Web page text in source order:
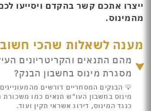
ייצרו אתכם קשר בהקדם ויסייעו
מהמינוס.
מענה לשאלות שהכי
מהם התנאים והקריטריונים
מסגרת מינוס בחשבון הבנק?
💡 הבנקים המסחריים דורשים
מינוס בחשבון העו"ש תנאים כמו משכורת
כנגד המינוס, דירוג אשראי תקין ועוד.